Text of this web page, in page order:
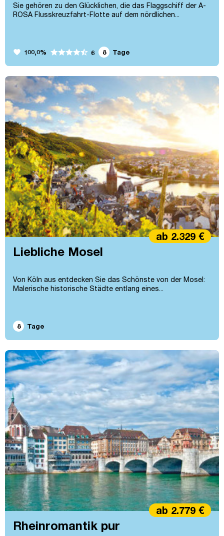
Sie gehören zu den Glücklichen, die das Flaggschiff der A-
ROSA Flusskreuzfahrt-Flotte auf dem nördlichen...
favorite 100,0% 6 8 Tage
Liebliche Mosel
Von Köln aus entdecken Sie das Schönste von der Mosel:
Malerische historische Städte entlang eines...
ab 2.329 €
8 Tage
Rheinromantik pur
ab 2.779 €